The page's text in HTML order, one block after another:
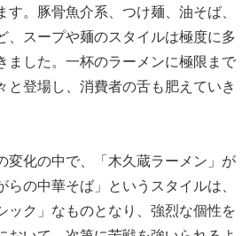
す。豚骨魚介系、つけ麺、油そば、
、スープや麺のスタイルは極度に多
ました。一杯のラーメンに極限まで
と登場し、消費者の舌も肥えていき
変化の中で、「木久蔵ラーメン」が
らの中華そば」というスタイルは、
ック」なものとなり、強烈な個性を